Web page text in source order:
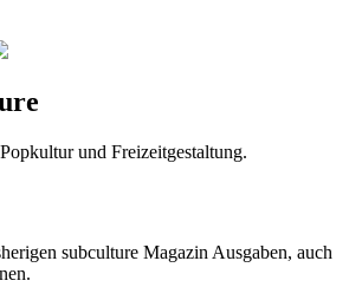
und Freizeitgestaltung.
subculture Magazin Ausgaben, auch